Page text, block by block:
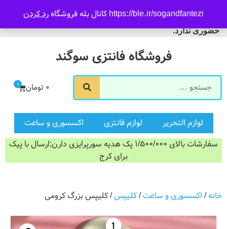
https://ble.ir/sogandfantezi کانال بله فروشگاه رد کردن
فروشگاه سوگند فروش
حضوری ندارد.
ورود/ثبت نام
فروشگاه فانتزی سوگند
0 تومان 0
لوازم التحریر لوازم فانتزی
اکسسوری و ساعت
سفارشات بالای 1/500/000 پک هدیه سورپرایزی دارن;ارسال با پیک
برای کرج
خانه/ اکسسوری و ساعت/کلیپس/ کلیپس بزرگ کرومی